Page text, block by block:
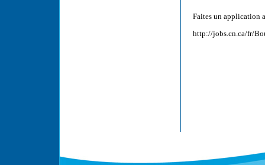
Faites un application
http://jobs.cn.ca/fr/